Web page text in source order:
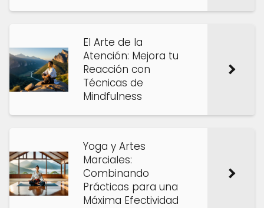
El Arte de la
Atención: Mejora tu
Reacción con
Técnicas de
Mindfulness
Yoga y Artes
Marciales:
Combinando
Prácticas para una
Máxima Efectividad